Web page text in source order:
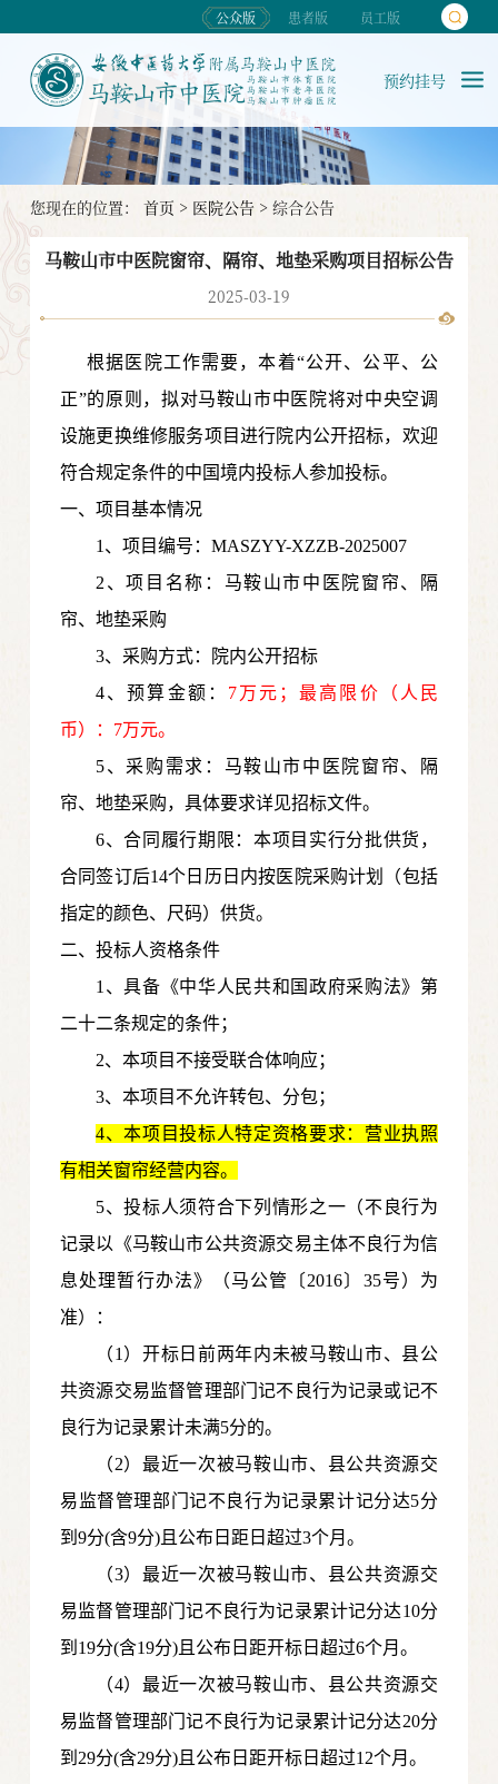
公众版 患者版 员工版
预约挂号
您现在的位置： 首页 > 医院公告> 综合公告
马鞍山市中医院窗帘、隔帘、地垫采购项目招标公告
2025-03-19
根据医院工作需要，本着“公开、公平、公
正”的原则，拟对马鞍山市中医院将对中央空调
设施更换维修服务项目进行院内公开招标，欢迎
符合规定条件的中国境内投标人参加投标。
一、项目基本情况
1、项目编号：MASZYY-XZZB-2025007
2、项目名称：马鞍山市中医院窗帘、隔
帘、地垫采购
3、采购方式：院内公开招标
4、预算金额： 7万元；最高限价（人民
币）：7万元。
5、采购需求：马鞍山市中医院窗帘、隔
帘、地垫采购，具体要求详见招标文件。
6、合同履行期限：本项目实行分批供货，
合同签订后14个日历日内按医院采购计划（包括
指定的颜色、尺码）供货。
二、投标人资格条件
1、具备《中华人民共和国政府采购法》第
二十二条规定的条件；
2、本项目不接受联合体响应；
3、本项目不允许转包、分包；
4、本项目投标人特定资格要求：营业执照
有相关窗帘经营内容。
5、投标人须符合下列情形之一（不良行为
记录以《马鞍山市公共资源交易主体不良行为信
息处理暂行办法》（马公管〔2016〕35号）为
准）：
（1）开标日前两年内未被马鞍山市、县公
共资源交易监督管理部门记不良行为记录或记不
良行为记录累计未满5分的。
（2）最近一次被马鞍山市、县公共资源交
易监督管理部门记不良行为记录累计记分达5分
到9分(含9分)且公布日距日超过3个月。
（3）最近一次被马鞍山市、县公共资源交
易监督管理部门记不良行为记录累计记分达10分
到19分(含19分)且公布日距开标日超过6个月。
（4）最近一次被马鞍山市、县公共资源交
易监督管理部门记不良行为记录累计记分达20分
到29分(含29分)且公布日距开标日超过12个月。